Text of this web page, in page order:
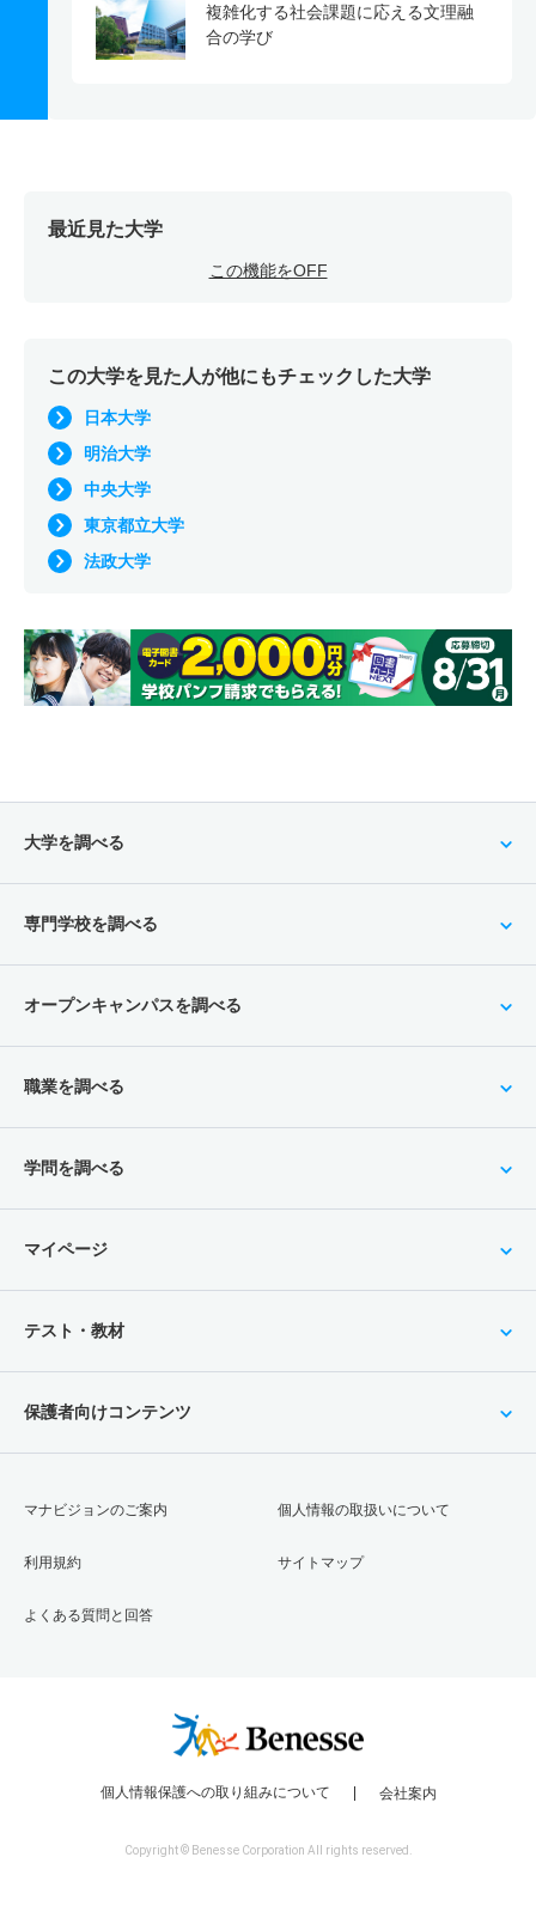
複雑化する社会課題に応える文理融
合の学び
最近見た大学
この機能をOFF
この大学を見た人が他にもチェックした大学
日本大学
明治大学
中央大学
東京都立大学
法政大学
大学を調べる
専門学校を調べる
オープンキャンパスを調べる
職業を調べる
学問を調べる
マイページ
テスト・教材
保護者向けコンテンツ
マナビジョンのご案内
利用規約
よくある質問と回答
個人情報の取扱いについて
サイトマップ
個人情報保護への取り組みについて 会社案内
Copyright © Benesse Corporation All rights reserved.